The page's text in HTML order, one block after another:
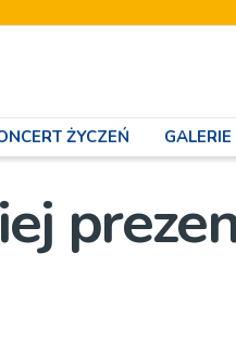
ŻYCZEŃ GALERIE